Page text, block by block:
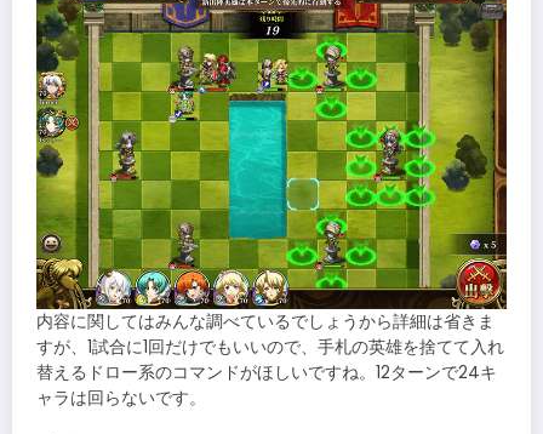
内容に関してはみんな調べているでしょうから詳細は省きま
すが、1試合に1回だけでもいいので、手札の英雄を捨てて入れ
替えるドロー系のコマンドがほしいですね。12ターンで24キ
ャラは回らないです。